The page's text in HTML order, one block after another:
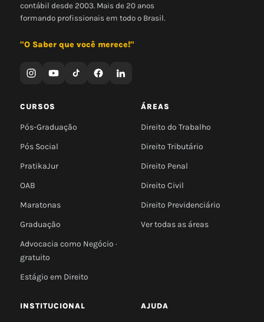
contábil desde 2003. Mais de 20 anos
formando profissionais em todo o Brasil.
"O Saber que você merece!"
CURSOS
Pós-Graduação
Pós Social
PratikaJur
OAB
Maratonas
Graduação
Advocacia como Negócio ·
gratuito
Estágio em Direito
ÁREAS
Direito do Trabalho
Direito Tributário
Direito Penal
Direito Civil
Direito Previdenciário
Ver todas as áreas
INSTITUCIONAL AJUDA